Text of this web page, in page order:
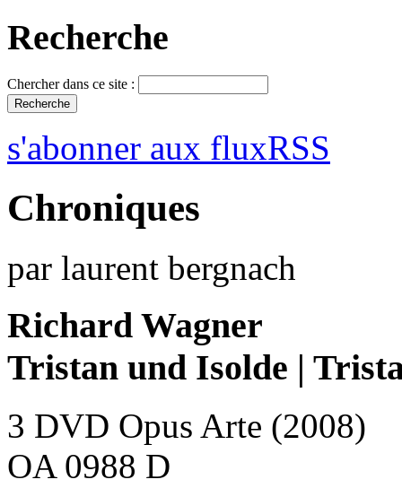
Recherche
Chercher dans ce site :
s'abonner aux fluxRSS
Chroniques
par laurent bergnach
Richard Wagner
Tristan und Isolde |
3 DVD Opus Arte (2008)
OA 0988 D